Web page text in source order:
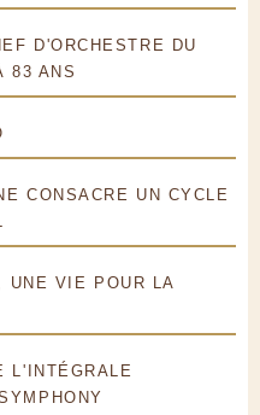
D'ORCHESTRE DU
83 ANS
CONSACRE UN CYCLE
UNE VIE POUR LA
L'INTÉGRALE